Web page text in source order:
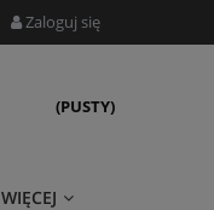
Zaloguj się
(PUSTY)
WIĘCEJ